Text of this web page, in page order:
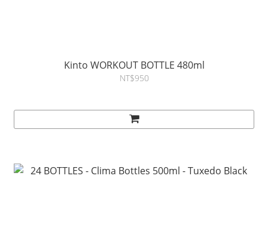
Kinto WORKOUT BOTTLE 480ml
NT$950